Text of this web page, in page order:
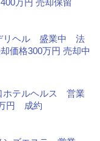
リヘル 盛業中 法
価格300万円 売却中
ホテルヘルス 営業
円 成約